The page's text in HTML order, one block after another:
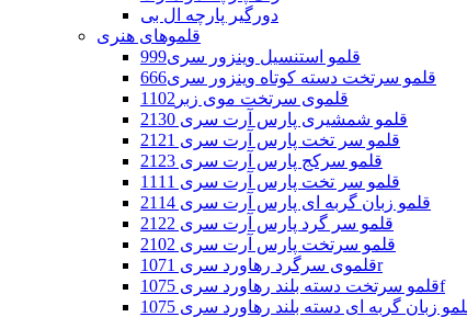
دورگیر پارچه ال بی
قلموهای هنری
قلمو استنسیل وینزور سری999
قلمو سرتخت دسته کوتاه وینزور سری666
قلموی سرتخت موی زبر1102
قلمو شمشیری پارس آرت سری 2130
قلمو سر تخت پارس آرت سری 2121
قلمو سرکج پارس آرت سری 2123
قلمو سر تخت پارس آرت سری 1111
قلمو زبان گربه ای پارس آرت سری 2114
قلمو سر گرد پارس آرت سری 2122
قلمو سرتخت پارس آرت سری 2102
قلموی سرگرد رهاورد سری 1071r
قلمو سرتخت دسته بلند رهاورد سری 1075f